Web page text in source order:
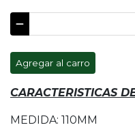
Agregar al carro
CARACTERISTICAS
MEDIDA: 110MM